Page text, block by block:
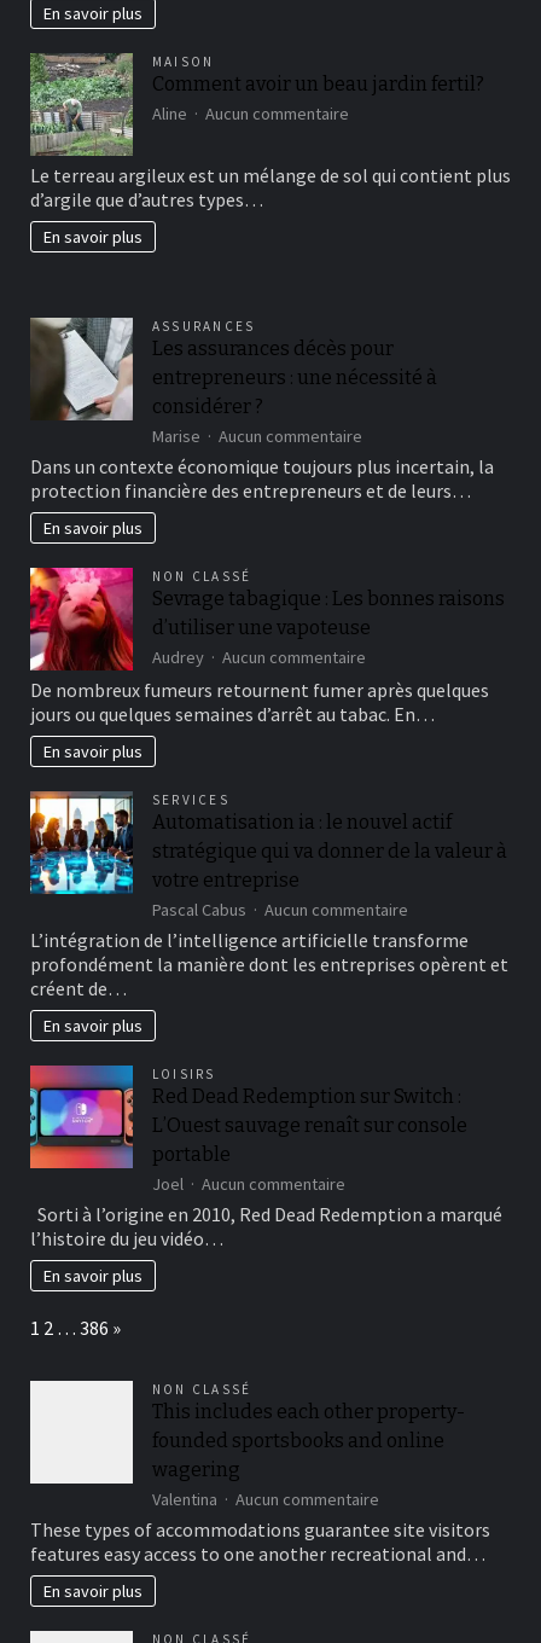
En savoir plus
MAISON
Comment avoir un beau jardin fertil?
Aline Aucun commentaire
un
Le terreau argileux est un mélange de sol qui contient plus
d’argile que d’autres types…
En savoir plus
ASSURANCES
Les assurances décès pour
entrepreneurs : une nécessité à
considérer ?
Marise Aucun commentaire
Les
assurances
décès
une
nécessité
à
considérer
Dans un contexte économique toujours plus incertain, la
protection financière des entrepreneurs et de leurs…
En savoir plus
NON CLASSÉ
Sevrage tabagique : Les bonnes raisons
d’utiliser une vapoteuse
Audrey Aucun commentaire
Sevrage
tabagique
:
d’utiliser
une
vapoteuse
De nombreux fumeurs retournent fumer après quelques
jours ou quelques semaines d’arrêt au tabac. En…
En savoir plus
SERVICES
Automatisation ia : le nouvel actif
stratégique qui va donner de la valeur à
votre entreprise
Pascal Cabus Aucun commentaire
Automatisation
ia
:
qui
va
donner
à
L’intégration de l’intelligence artificielle transforme
profondément la manière dont les entreprises opèrent et
créent de…
En savoir plus
LOISIRS
Red Dead Redemption sur Switch :
L’Ouest sauvage renaît sur console
portable
Joel Aucun commentaire
Red
Dead
sur
console
portable
Sorti à l’origine en 2010, Red Dead Redemption a marqué
l’histoire du jeu vidéo…
En savoir plus
Page:
1 2 … 386 Next
»
NON CLASSÉ
This includes each other property-
founded sportsbooks and online
wagering
Valentina Aucun commentaire
This
includes
each
These types of accommodations guarantee site visitors
features easy access to one another recreational and…
En savoir plus